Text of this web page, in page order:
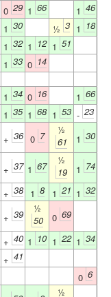
0 29 1 66 1 46
1 30 ½ 3 1 18
1 32 1 12 1 51
1 33 0 14
1 34 0 16 1 66
1 35 1 68 1 53 - 23
+ 36 0 7
½
61
1 30
+ 37 1 67
½
19
1 74
+ 38 1 8 1 21 1 32
+ 39
½
50
0 69
+ 40 1 10 1 22 1 34
+ 41
0 6
½